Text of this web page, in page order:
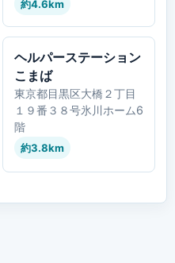
約4.6km
ヘルパーステーション
こまば
東京都目黒区大橋２丁目
１９番３８号氷川ホーム6
階
約3.8km